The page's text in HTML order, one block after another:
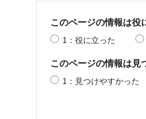
このページの情報は役
1：役に立った
このページの情報は見
1：見つけやすかった